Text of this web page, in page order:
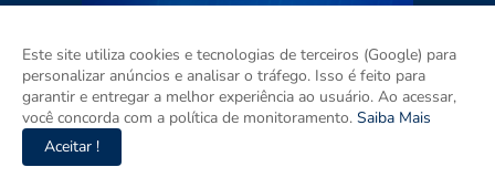
Este site utiliza cookies e tecnologias de terceiros (Google) para
personalizar anúncios e analisar o tráfego. Isso é feito para
garantir e entregar a melhor experiência ao usuário. Ao acessar,
você concorda com a política de monitoramento. Saiba Mais
Aceitar !